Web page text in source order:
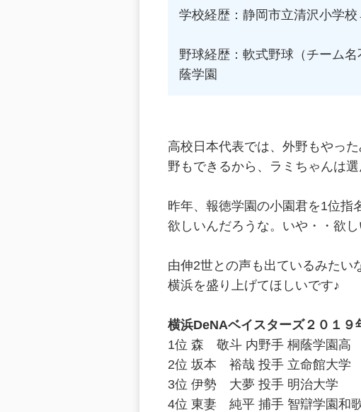
学校経歴：静岡市立清沢小学
野球経歴：軟式野球（チーム
蔭学園
高校日本代表では、外野もやっ
野もできるから、ラミちゃんは選
昨年、報徳学園の小園君を1位指
欲しいんだろうな。いや・・欲し
由伸2世との声も出ているみたい
横浜を盛り上げてほしいです♪
横浜DeNAベイスターズ２０１９
1位 森 敬斗 内野手 桐蔭学園高
2位 坂本 裕哉 投手 立命館大学
3位 伊勢 大夢 投手 明治大学
4位 東妻 純平 捕手 智辯学園和